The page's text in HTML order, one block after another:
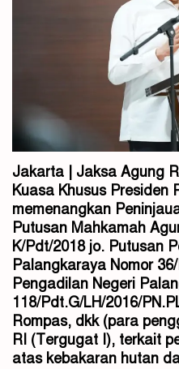
Jakarta | Jaksa Agung
Kuasa Khusus Presiden
memenangkan
Putusan Mahkamah
K/Pdt/2018 jo. Putusan
Palangkaraya Nomor
Pengadilan Negeri
118/Pdt.G/LH/2016/
Rompas, dkk (para
RI (Tergugat I), terkait
atas kebakaran hutan